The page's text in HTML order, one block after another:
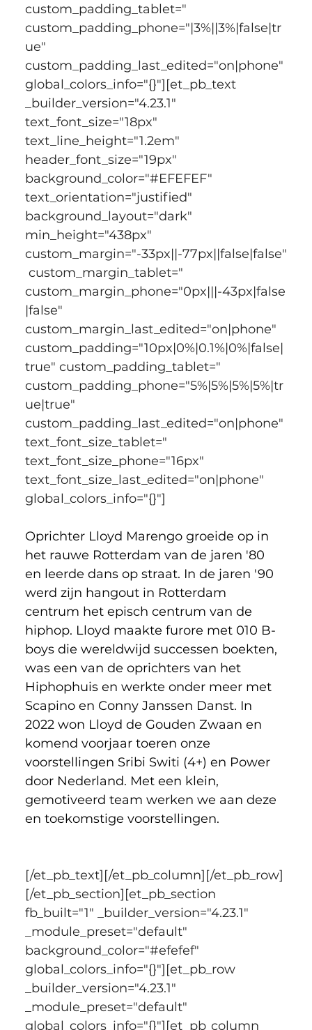
custom_padding_tablet="
custom_padding_phone="|3%||3%|false|tr
ue"
custom_padding_last_edited="on|phone"
global_colors_info="{}"][et_pb_text
_builder_version="4.23.1"
text_font_size="18px"
text_line_height="1.2em"
header_font_size="19px"
background_color="#EFEFEF"
text_orientation="justified"
background_layout="dark"
min_height="438px"
custom_margin="-33px||-77px||false|false"
custom_margin_tablet="
custom_margin_phone="0px|||-43px|false
|false"
custom_margin_last_edited="on|phone"
custom_padding="10px|0%|0.1%|0%|false|
true" custom_padding_tablet="
custom_padding_phone="5%|5%|5%|5%|tr
ue|true"
custom_padding_last_edited="on|phone"
text_font_size_tablet="
text_font_size_phone="16px"
text_font_size_last_edited="on|phone"
global_colors_info="{}"]
Oprichter Lloyd Marengo groeide op in
het rauwe Rotterdam van de jaren '80
en leerde dans op straat. In de jaren '90
werd zijn hangout in Rotterdam
centrum het episch centrum van de
hiphop. Lloyd maakte furore met 010 B-
boys die wereldwijd successen boekten,
was een van de oprichters van het
Hiphophuis en werkte onder meer met
Scapino en Conny Janssen Danst. In
2022 won Lloyd de Gouden Zwaan en
komend voorjaar toeren onze
voorstellingen Sribi Switi (4+) en Power
door Nederland. Met een klein,
gemotiveerd team werken we aan deze
en toekomstige voorstellingen.
[/et_pb_text][/et_pb_column][/et_pb_row]
[/et_pb_section][et_pb_section
fb_built="1" _builder_version="4.23.1"
_module_preset="default"
background_color="#efefef"
global_colors_info="{}"][et_pb_row
_builder_version="4.23.1"
_module_preset="default"
global_colors_info="{}"][et_pb_column